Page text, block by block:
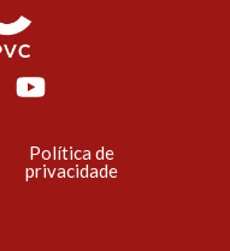
Política de
privacidade